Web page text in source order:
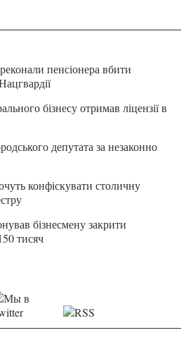
пенсіонера вбити
бізнесу отримав ліцензії в
депутата за незаконно
конфіскувати столичну
бізнесмену закрити
тисяч